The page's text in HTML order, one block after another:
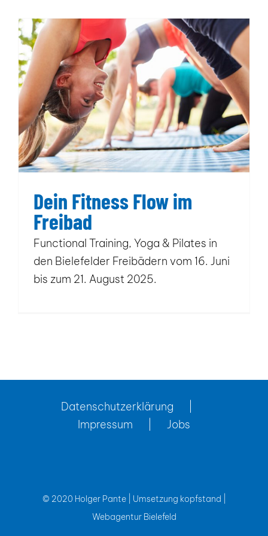
Dein Fitness Flow im Freibad
Dein Fitness Flow im
Freibad
Functional Training, Yoga & Pilates in
den Bielefelder Freibädern vom 16. Juni
bis zum 21. August 2025.
Datenschutzerklärung
Impressum
Jobs
© 2020 Holger Pante | Umsetzung kopfstand |
Webagentur Bielefeld